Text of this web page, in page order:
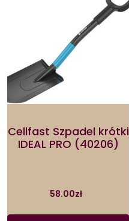
Cellfast Szpadel krótki
IDEAL PRO (40206)
58.00zł